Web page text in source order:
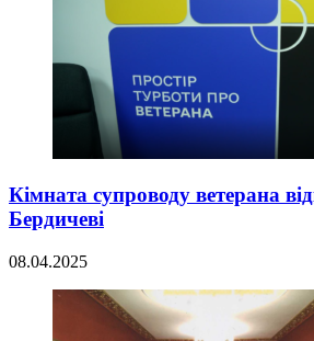
Кімната супроводу ветерана
Бердичеві
08.04.2025